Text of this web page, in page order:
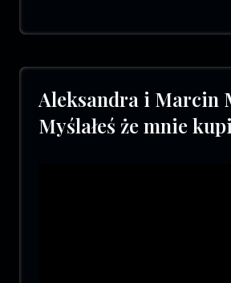
Aleksandra i Marcin
Myślałeś że mnie